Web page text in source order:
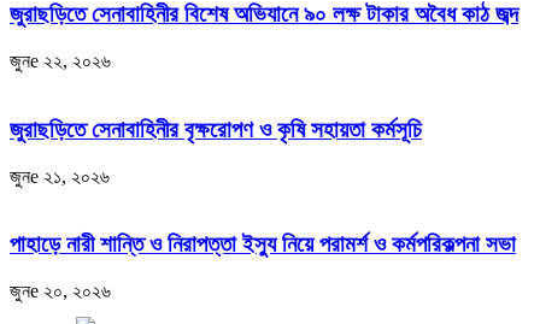
জুরাছড়িতে সেনাবাহিনীর বিশেষ অভিযানে ৯০ লক্ষ টাকার অবৈধ কাঠ জব্দ
জুনe ২২, ২০২৬
জুরাছড়িতে সেনাবাহিনীর বৃক্ষরোপণ ও কৃষি সহায়তা কর্মসূচি
জুনe ২১, ২০২৬
পাহাড়ে নারী শান্তি ও নিরাপত্তা ইস্যু নিয়ে পরামর্শ ও কর্মপরিকল্পনা সভা
জুনe ২০, ২০২৬